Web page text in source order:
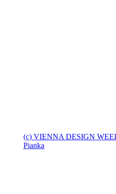
(c) VIENNA DESIGN
Pianka